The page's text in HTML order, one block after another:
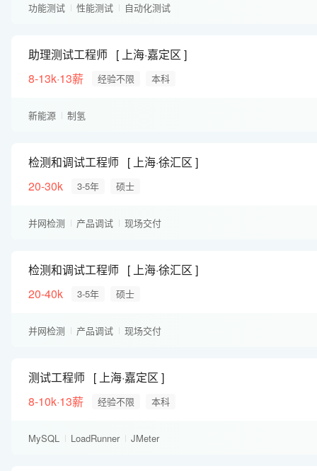
功能测试 性能测试 自动化测试
助理测试工程师
上海·嘉定区
8-13k·13薪
经验不限 本科
新能源 制氢
检测和调试工程师
上海·徐汇区
20-30k
3-5年 硕士
并网检测 产品调试 现场交付
检测和调试工程师
上海·徐汇区
20-40k
3-5年 硕士
并网检测 产品调试 现场交付
测试工程师
上海·嘉定区
8-10k·13薪
经验不限 本科
MySQL LoadRunner JMeter